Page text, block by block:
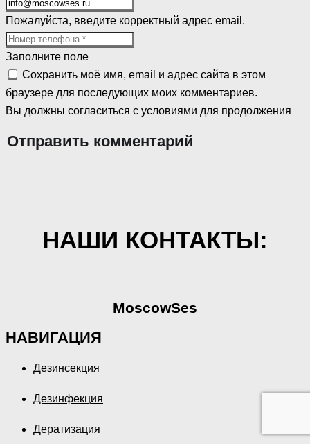
Пожалуйста, введите корректный адрес email.
Заполните поле
Сохранить моё имя, email и адрес сайта в этом
браузере для последующих моих комментариев.
Вы должны согласиться с условиями для продолжения
Отправить комментарий
НАШИ КОНТАКТЫ:
MoscowSes
НАВИГАЦИЯ
Дезинсекция
Дезинфекция
Дератизация